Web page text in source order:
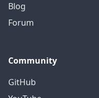
Blog
Forum
Community
GitHub